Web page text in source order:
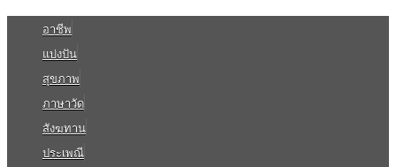
อาชีพ
แบ่งปัน
สุขภาพ
ภาษาวัด
สังฆทาน
ประเพณี